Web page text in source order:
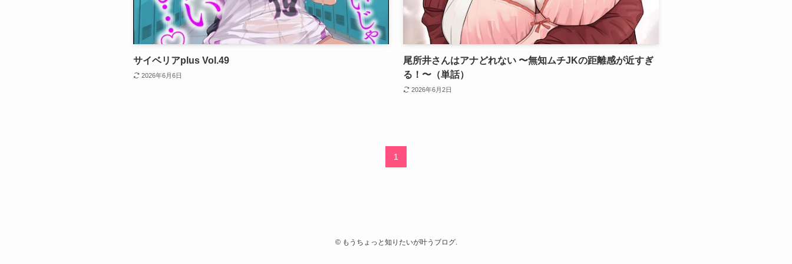
サイベリアplus Vol.49
2026年6月6日
尾所井さんはアナどれない 〜無知ムチJKの距離感が近すぎ
る！〜（単話）
2026年6月2日
1
©もうちょっと知りたいが叶うブログ.